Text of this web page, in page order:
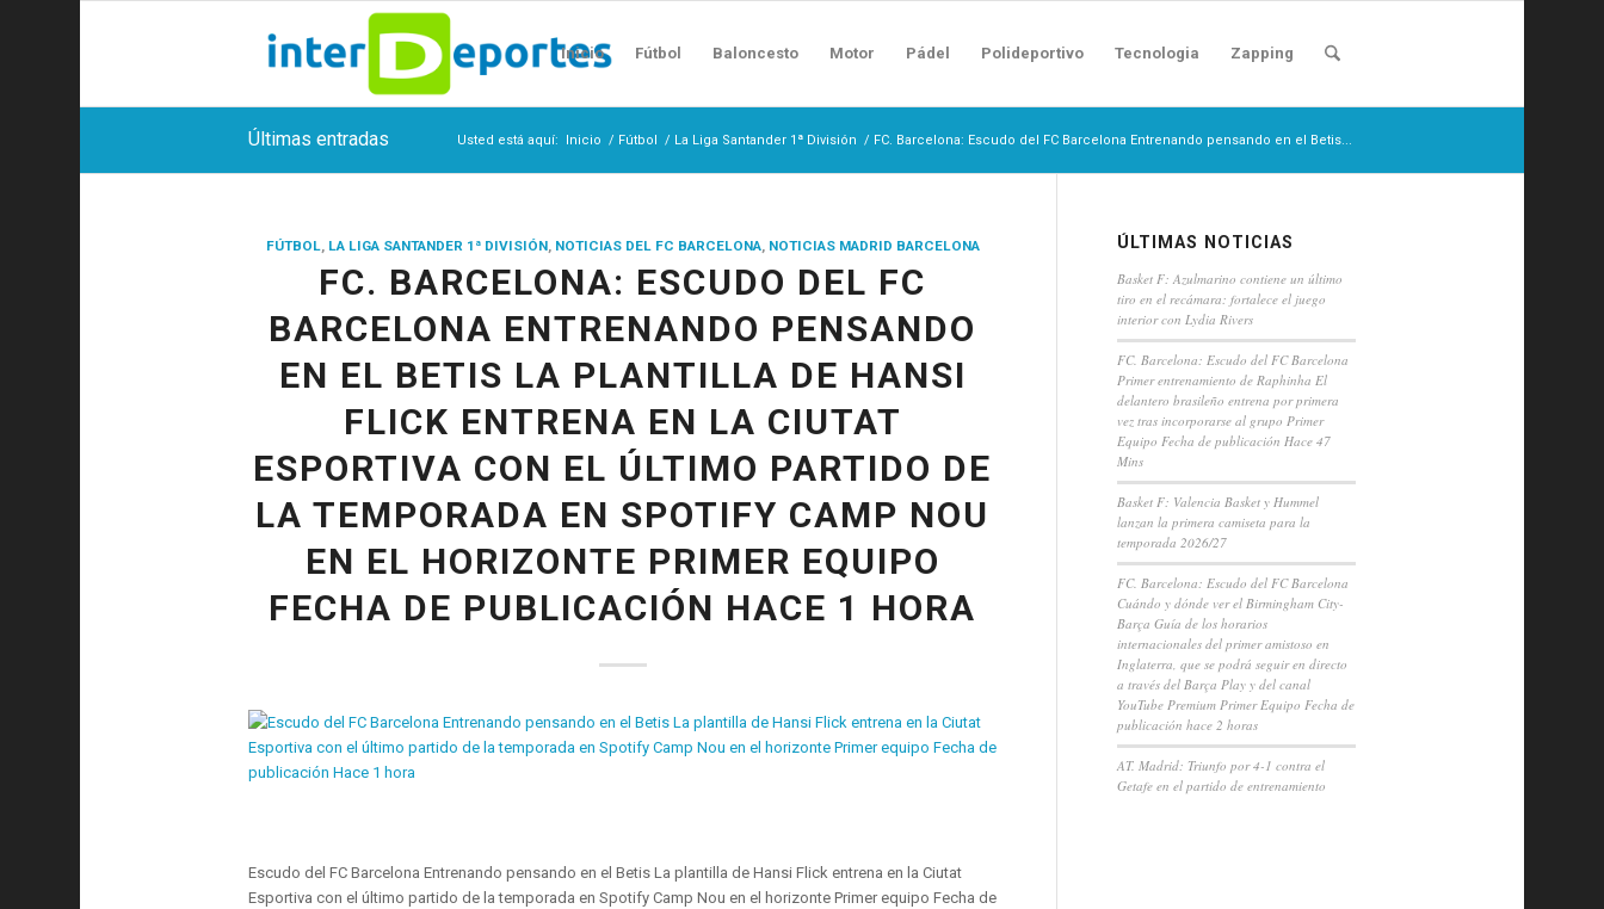
Inicio Fútbol Baloncesto Motor Pádel Polideportivo Tecnologia Zapping
Últimas entradas Usted está aquí: Inicio / Fútbol / La Liga Santander 1ª División / FC. Barcelona: Escudo del FC Barcelona Entrenando pensando en el Betis...
FÚTBOL, LA LIGA SANTANDER 1ª DIVISIÓN, NOTICIAS DEL FC BARCELONA, NOTICIAS MADRID BARCELONA
FC. BARCELONA: ESCUDO DEL FC
BARCELONA ENTRENANDO PENSANDO
EN EL BETIS LA PLANTILLA DE HANSI
FLICK ENTRENA EN LA CIUTAT
ESPORTIVA CON EL ÚLTIMO PARTIDO DE
LA TEMPORADA EN SPOTIFY CAMP NOU
EN EL HORIZONTE PRIMER EQUIPO
FECHA DE PUBLICACIÓN HACE 1 HORA
Escudo del FC Barcelona Entrenando pensando en el Betis La plantilla de Hansi Flick entrena en la Ciutat
Esportiva con el último partido de la temporada en Spotify Camp Nou en el horizonte Primer equipo Fecha de
ÚLTIMAS NOTICIAS
Basket F: Azulmarino contiene un último
tiro en el recámara: fortalece el juego
interior con Lydia Rivers
FC. Barcelona: Escudo del FC Barcelona
Primer entrenamiento de Raphinha El
delantero brasileño entrena por primera
vez tras incorporarse al grupo Primer
Equipo Fecha de publicación Hace 47
Mins
Basket F: Valencia Basket y Hummel
lanzan la primera camiseta para la
temporada 2026/27
FC. Barcelona: Escudo del FC Barcelona
Cuándo y dónde ver el Birmingham City-
Barça Guía de los horarios
internacionales del primer amistoso en
Inglaterra, que se podrá seguir en directo
a través del Barça Play y del canal
YouTube Premium Primer Equipo Fecha de
publicación hace 2 horas
AT. Madrid: Triunfo por 4-1 contra el
Getafe en el partido de entrenamiento